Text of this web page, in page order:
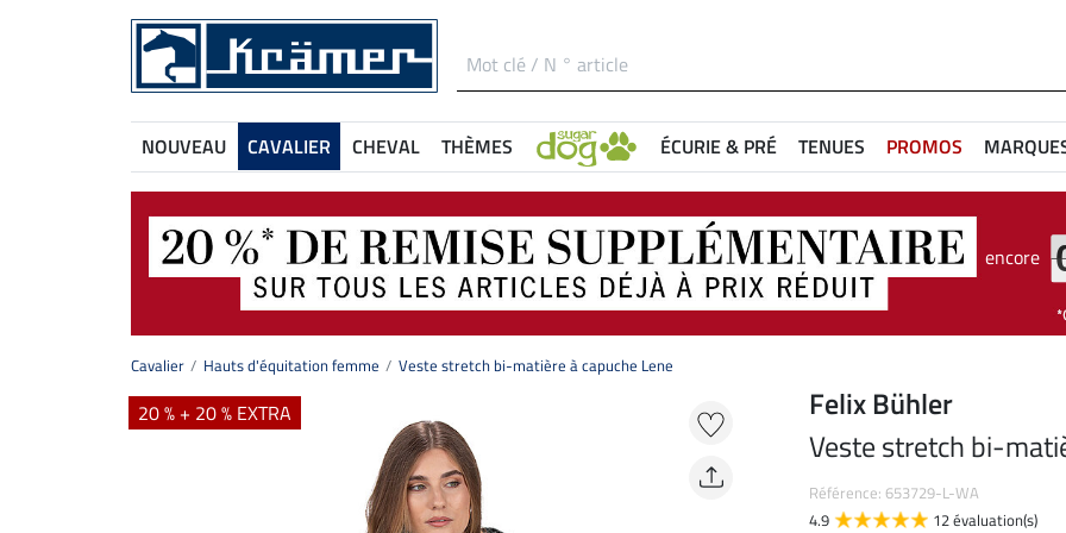
NOUVEAU CAVALIER CHEVAL THÈMES ÉCURIE & PRÉ TENUES PROMOS
encore
Cavalier Hauts d'équitation femme Veste stretch bi-matière à capuche Lene
20 % + 20 % EXTRA
Felix Bühler
Veste stretch bi-
Référence: 653729-L-WA
4.9
12 évaluation(s)